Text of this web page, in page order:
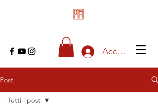
Accedi
Post
Tutti i post